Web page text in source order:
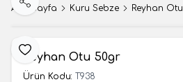
Ana Sayfa Kuru Sebze Reyhan Otu
Favoriye Ekle
Paylaş
Reyhan Otu 50gr
Ürün Kodu: T938